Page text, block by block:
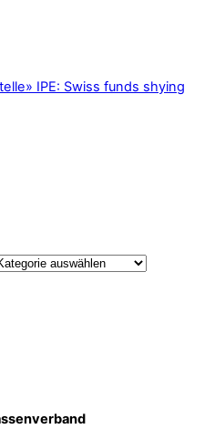
» IPE: Swiss funds shying